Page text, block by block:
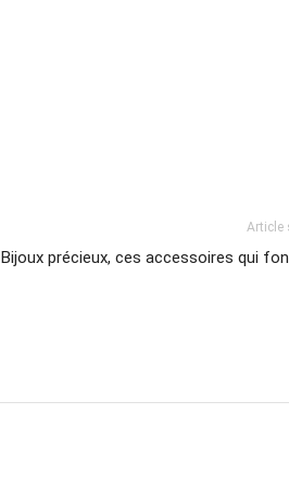
Article
Bijoux précieux, ces accessoires qui